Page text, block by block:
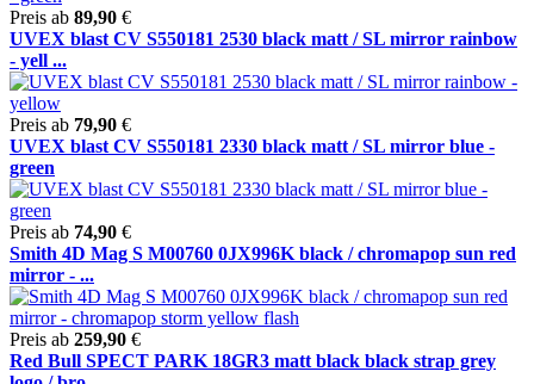
Preis ab 89,90 €
UVEX blast CV S550181 2530 black matt / SL mirror rainbow
- yell ...
Preis ab 79,90 €
UVEX blast CV S550181 2330 black matt / SL mirror blue -
green
Preis ab 74,90 €
Smith 4D Mag S M00760 0JX996K black / chromapop sun red
mirror - ...
Preis ab 259,90 €
Red Bull SPECT PARK 18GR3 matt black black strap grey